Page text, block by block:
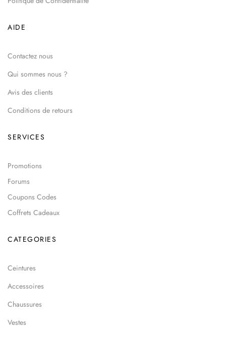
AIDE
Contactez nous
Qui sommes nous ?
Avis des clients
Conditions de retours
SERVICES
Promotions
Forums
Coupons Codes
Coffrets Cadeaux
CATEGORIES
Ceintures
Accessoires
Chaussures
Vestes